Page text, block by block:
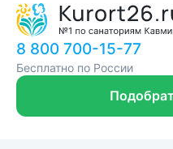
8 800 700-15-77
Бесплатно по России